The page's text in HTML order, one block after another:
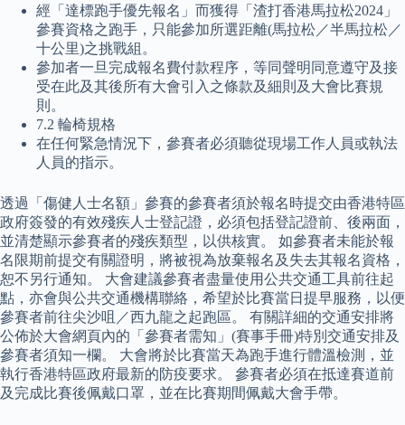
經「達標跑手優先報名」而獲得「渣打香港馬拉松2024」
參賽資格之跑手，只能參加所選距離(馬拉松／半馬拉松／
十公里)之挑戰組。
參加者一旦完成報名費付款程序，等同聲明同意遵守及接
受在此及其後所有大會引入之條款及細則及大會比賽規
則。
7.2 輪椅規格
在任何緊急情況下，參賽者必須聽從現場工作人員或執法
人員的指示。
透過「傷健人士名額」參賽的參賽者須於報名時提交由香港特區
政府簽發的有效殘疾人士登記證，必須包括登記證前、後兩面，
並清楚顯示參賽者的殘疾類型，以供核實。 如參賽者未能於報
名限期前提交有關證明，將被視為放棄報名及失去其報名資格，
恕不另行通知。 大會建議參賽者盡量使用公共交通工具前往起
點，亦會與公共交通機構聯絡，希望於比賽當日提早服務，以便
參賽者前往尖沙咀／西九龍之起跑區。 有關詳細的交通安排將
公佈於大會網頁內的「參賽者需知」(賽事手冊)特別交通安排及
參賽者須知一欄。 大會將於比賽當天為跑手進行體溫檢測，並
執行香港特區政府最新的防疫要求。 參賽者必須在抵達賽道前
及完成比賽後佩戴口罩，並在比賽期間佩戴大會手帶。